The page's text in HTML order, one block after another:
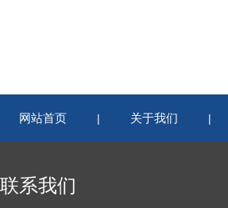
网站首页 | 关于我们 |
联系我们